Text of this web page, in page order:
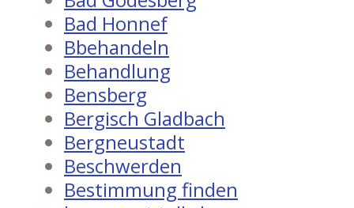
Bad Honnef
Bbehandeln
Behandlung
Bensberg
Bergisch Gladbach
Bergneustadt
Beschwerden
Bestimmung finden